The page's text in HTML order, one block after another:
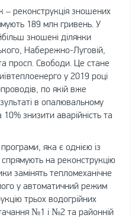
– реконструкція зношених
189 млн гривень. У
зношені ділянки
Набережно-Луговій,
просп. Свободи. Це стане
у 2019 році
по якій вже
в опалювальному
знизити аварійність та
яка є однією із
на реконструкцію
замінять тепломеханічне
у автоматичний режим
трьох водогрійних
№1 і №2 та районній